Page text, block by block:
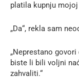
platila kupnju mojoj
„Da“, rekla sam
„Neprestano
biste li bili voljni
zahvaliti.“